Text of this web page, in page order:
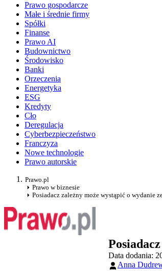
Prawo gospodarcze
Małe i średnie firmy
Spółki
Finanse
Prawo AI
Budownictwo
Środowisko
Banki
Orzeczenia
Energetyka
ESG
Kredyty
Cło
Deregulacja
Cyberbezpieczeństwo
Franczyza
Nowe technologie
Prawo autorskie
Prawo.pl
Prawo w biznesie
Posiadacz zależny może wystąpić o wydanie
Data dodania:
Anna